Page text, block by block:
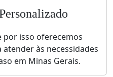
por isso oferecemos
às necessidades
em Minas Gerais.